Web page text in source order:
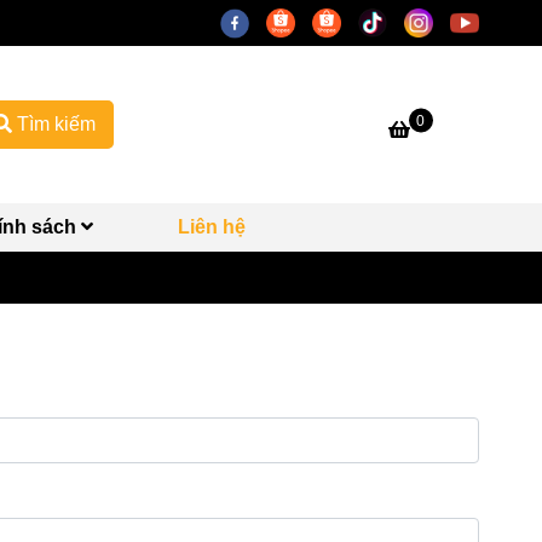
Tìm kiếm 0
sách Liên hệ